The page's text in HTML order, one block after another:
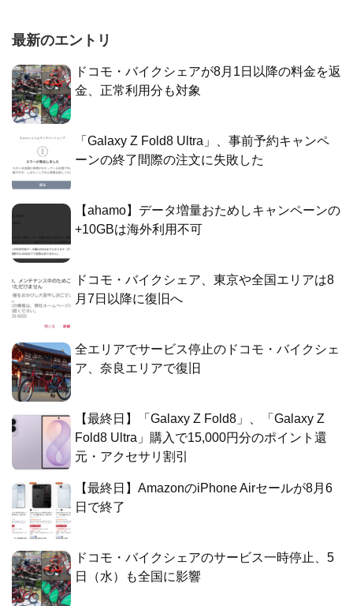
最新のエントリ
ドコモ・バイクシェアが8月1日以降の料金を返
金、正常利用分も対象
「Galaxy Z Fold8 Ultra」、事前予約キャンペ
ーンの終了間際の注文に失敗した
【ahamo】データ増量おためしキャンペーンの
+10GBは海外利用不可
ドコモ・バイクシェア、東京や全国エリアは8
月7日以降に復旧へ
全エリアでサービス停止のドコモ・バイクシェ
ア、奈良エリアで復旧
【最終日】「Galaxy Z Fold8」、「Galaxy Z
Fold8 Ultra」購入で15,000円分のポイント還
元・アクセサリ割引
【最終日】AmazonのiPhone Airセールが8月6
日で終了
ドコモ・バイクシェアのサービス一時停止、5
日（水）も全国に影響